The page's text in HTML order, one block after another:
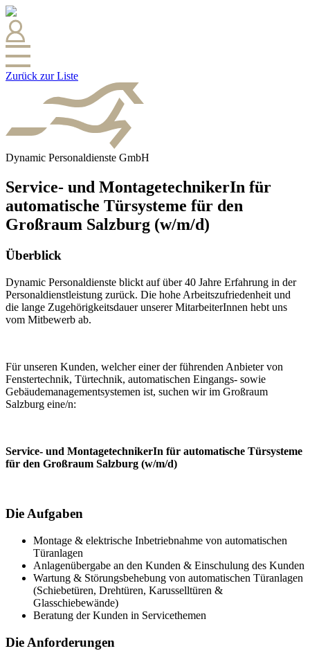
Zurück zur Liste
Dynamic Personaldienste GmbH
Service- und MontagetechnikerIn für
automatische Türsysteme für den
Großraum Salzburg (w/m/d)
Überblick
Dynamic Personaldienste blickt auf über 40 Jahre Erfahrung in der
Personaldienstleistung zurück. Die hohe Arbeitszufriedenheit und
die lange Zugehörigkeitsdauer unserer MitarbeiterInnen hebt uns
vom Mitbewerb ab.
Für unseren Kunden, welcher einer der füh­r­enden Anbieter von
Fenster­technik, Tür­technik, automa­ti­schen Ein­gangs- sowie
Gebäudemanage­ment­sys­temen ist, suchen wir im Großraum
Salzburg eine/n:
Service- und MontagetechnikerIn für automatische Türsysteme
für den Großraum Salzburg (w/m/d)
Die Aufgaben
Montage & elektrische Inbetriebnahme von automatischen
Türanlagen
Anlagenübergabe an den Kunden & Einschulung des Kunden
Wartung & Störungsbehebung von automatischen Türanlagen
(Schiebetüren, Drehtüren, Karusselltüren &
Glasschiebewände)
Beratung der Kunden in Servicethemen
Die Anforderungen